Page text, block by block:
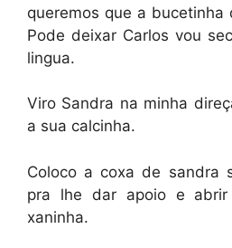
queremos que a bucetinha
Pode deixar Carlos vou
lingua.
Viro Sandra na minha
a sua calcinha.
Coloco a coxa de sandra
pra lhe dar apoio e
xaninha.